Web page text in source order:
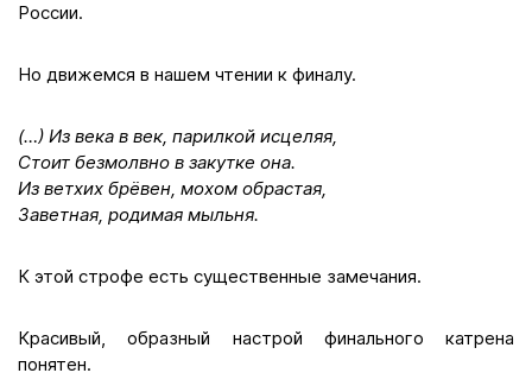
России.
Но движемся в нашем чтении к финалу.
(…) Из века в век, парилкой исцеляя,
Стоит безмолвно в закутке она.
Из ветхих брёвен, мохом обрастая,
Заветная, родимая мыльня.
К этой строфе есть существенные замечания.
Красивый, образный настрой финального катрена
понятен.